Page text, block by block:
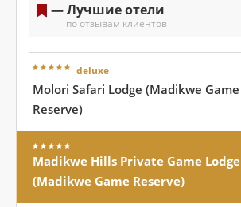
— Лучшие отели
по отзывам клиентов
deluxe
Molori Safari Lodge (Madikwe Game
Reserve)
Madikwe Hills Private Game Lodge
(Madikwe Game Reserve)